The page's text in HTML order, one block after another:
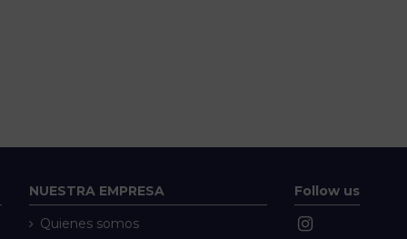
NUESTRA EMPRESA
Quienes somos
Follow us